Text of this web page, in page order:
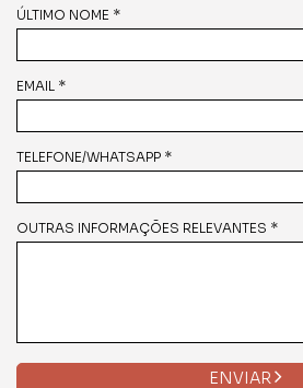
ÚLTIMO NOME *
EMAIL *
TELEFONE/WHATSAPP *
OUTRAS INFORMAÇÕES RELEVANTES *
ENVIAR